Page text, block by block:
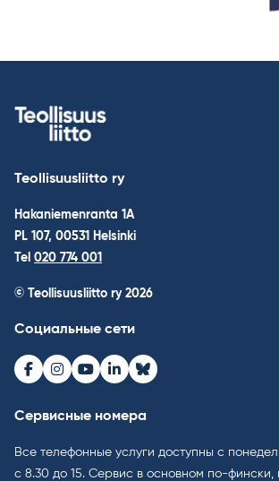
Teollisuusliitto ry
Hakaniemenranta 1A
PL 107, 00531 Helsinki
Tel 020 774 001
© Teollisuusliitto ry 2026
Социальные сети
Facebook
Instagram
Youtube
LinkedInBluesky
Сервисные номера
Все телефонные услуги доступны с
с 8.30 до 15. Cервис в основном по-